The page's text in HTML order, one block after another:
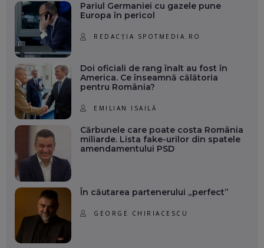
Pariul Germaniei cu gazele pune
Europa în pericol
REDACȚIA SPOTMEDIA.RO
Doi oficiali de rang înalt au fost în
America. Ce înseamnă călătoria
pentru România?
EMILIAN ISAILĂ
Cărbunele care poate costa România
miliarde. Lista fake-urilor din spatele
amendamentului PSD
În căutarea partenerului „perfect”
GEORGE CHIRIACESCU